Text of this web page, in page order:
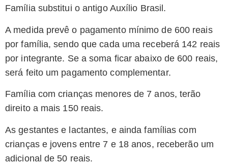
Família substitui o antigo Auxílio Brasil.
A medida prevê o pagamento mínimo de 600 reais
por família, sendo que cada uma receberá 142 reais
por integrante. Se a soma ficar abaixo de 600 reais,
será feito um pagamento complementar.
Família com crianças menores de 7 anos, terão
direito a mais 150 reais.
As gestantes e lactantes, e ainda famílias com
crianças e jovens entre 7 e 18 anos, receberão um
adicional de 50 reais.